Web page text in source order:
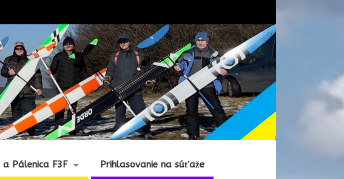
a Pálenica F3F Prihlasovanie na súťaže